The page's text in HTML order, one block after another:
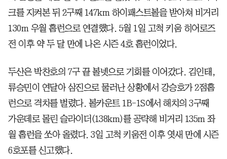
크를 지켜본 뒤 2구째 147km 하이패스트볼을 받아쳐 비거리
130m 우월 홈런으로 연결했다. 5월 1일 고척 키움 히어로즈
전 이후 약 두 달 만에 나온 시즌 4호 홈런이었다.
두산은 박찬호의 7구 끝 볼넷으로 기회를 이어갔다. 김인태,
류승민이 연달아 삼진으로 물러난 상황에서 강승호가 2점홈
런으로 격차를 벌렸다. 볼카운트 1B-1S에서 해치의 3구째
가운데로 몰린 슬라이더(138km)를 공략해 비거리 135m 좌
월 홈런을 쏘아 올렸다. 3일 고척 키움전 이후 엿새 만에 시즌
6호포를 신고했다.